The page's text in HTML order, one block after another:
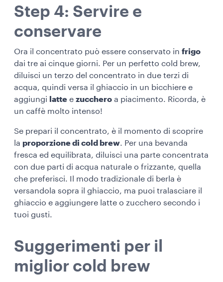
Step 4: Servire e
conservare
Ora il concentrato può essere conservato in frigo
dai tre ai cinque giorni. Per un perfetto cold brew,
diluisci un terzo del concentrato in due terzi di
acqua, quindi versa il ghiaccio in un bicchiere e
aggiungi
latte e zucchero a piacimento. Ricorda, è
un caffè molto intenso!
Se prepari il concentrato, è il momento di scoprire
la proporzione di cold brew. Per una bevanda
fresca ed equilibrata, diluisci una parte concentrata
con due parti di acqua naturale o frizzante, quella
che preferisci. Il modo tradizionale di berla è
versandola sopra il ghiaccio, ma puoi tralasciare il
ghiaccio e aggiungere latte o zucchero secondo i
tuoi gusti.
Suggerimenti per il
miglior cold brew